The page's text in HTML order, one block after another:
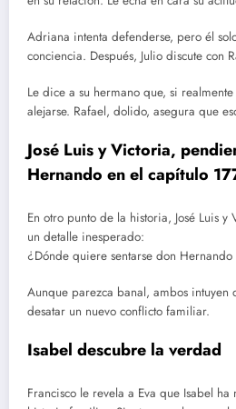
Adriana intenta defenderse, pero él
conciencia. Después, Julio discute con
Le dice a su hermano que, si
alejarse. Rafael, dolido, asegura que
José Luis y Victoria,
Hernando en el capítulo
En otro punto de la historia, José Luis
un detalle inesperado:
¿Dónde quiere sentarse don
Aunque parezca banal, ambos intuyen
desatar un nuevo conflicto familiar.
Isabel descubre la verdad
Francisco le revela a Eva que Isabel ha